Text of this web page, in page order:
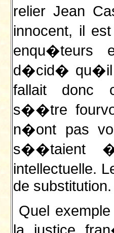
relier Jean
innocent, il
enqu�teurs
d�cid� qu�il
fallait donc
s��tre
n�ont pas
s��taient
intellectuelle.
de substitution.
Quel